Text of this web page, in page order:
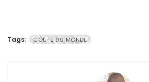
Tags: COUPE DU MONDE